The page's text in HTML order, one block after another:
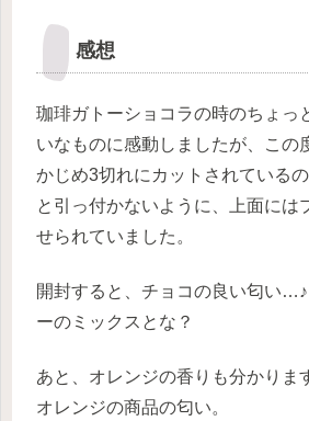
感想
珈琲ガトーショコラの時のちょっ
いなものに感動しましたが、この
かじめ3切れにカットされている
と引っ付かないように、上面には
せられていました。
開封すると、チョコの良い匂い
ーのミックスとな？
あと、オレンジの香りも分かりま
オレンジの商品の匂い。